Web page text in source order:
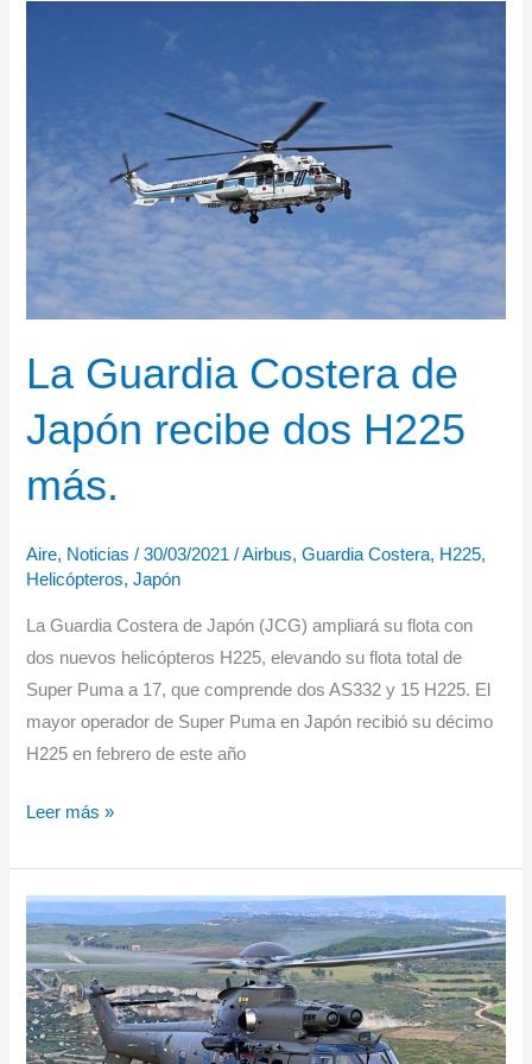
La Guardia Costera de
Japón recibe dos H225
más.
Aire, Noticias /30/03/2021/Airbus,Guardia Costera, H225,
Helicópteros,Japón
La Guardia Costera de Japón (JCG) ampliará su flota con
dos nuevos helicópteros H225, elevando su flota total de
Super Puma a 17, que comprende dos AS332 y 15 H225. El
mayor operador de Super Puma en Japón recibió su décimo
H225 en febrero de este año
La
Costera
de
Japón
recibe
dos
H225
Leer más »